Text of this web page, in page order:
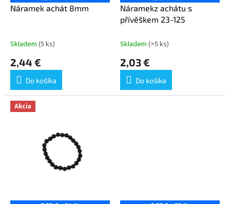
Náramek achát 8mm
Skladem (5 ks)
2,44 €
Do košíka
Náramekz achátu s
přívěškem 23-125
Skladem (>5 ks)
2,03 €
Do košíka
Akcia